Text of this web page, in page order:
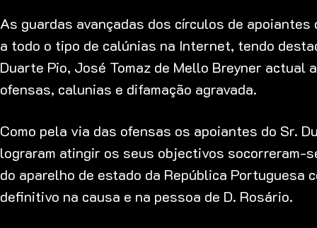
As guardas avançadas dos círculos de
a todo o tipo de calúnias na Internet, tendo
Duarte Pio, José Tomaz de Mello Breyner actual
ofensas, calunias e difamação agravada.
Como pela via das ofensas os apoiantes do Sr.
lograram atingir os seus objectivos
do aparelho de estado da República Portuguesa
definitivo na causa e na pessoa de D. Rosário.